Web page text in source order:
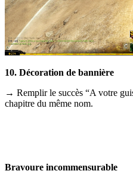
10. Décoration de bannière
→ Remplir le succès “A votre
chapitre du même nom.
Bravoure incommensurable